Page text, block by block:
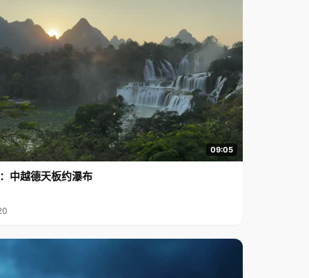
09:05
中越德天板约瀑布